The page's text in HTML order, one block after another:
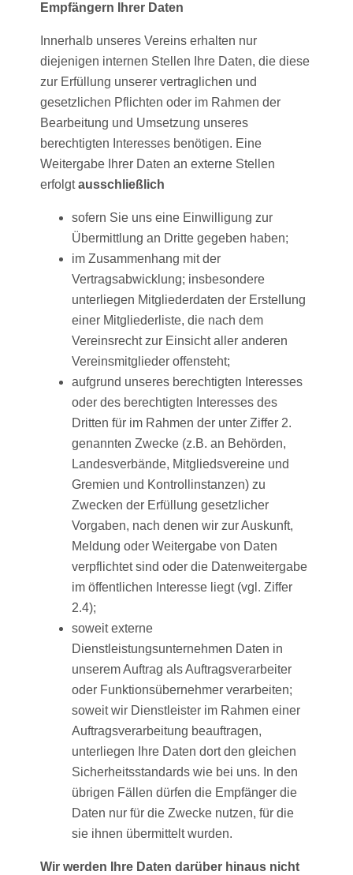
Empfängern Ihrer Daten
Innerhalb unseres Vereins erhalten nur
diejenigen internen Stellen Ihre Daten, die diese
zur Erfüllung unserer vertraglichen und
gesetzlichen Pflichten oder im Rahmen der
Bearbeitung und Umsetzung unseres
berechtigten Interesses benötigen. Eine
Weitergabe Ihrer Daten an externe Stellen
erfolgtausschließlich
sofern Sie uns eine Einwilligung zur
Übermittlung an Dritte gegeben haben;
im Zusammenhang mit der
Vertragsabwicklung; insbesondere
unterliegen Mitgliederdaten der Erstellung
einer Mitgliederliste, die nach dem
Vereinsrecht zur Einsicht aller anderen
Vereinsmitglieder offensteht;
aufgrund unseres berechtigten Interesses
oder des berechtigten Interesses des
Dritten für im Rahmen der unter Ziffer 2.
genannten Zwecke (z.B. an Behörden,
Landesverbände, Mitgliedsvereine und
Gremien und Kontrollinstanzen) zu
Zwecken der Erfüllung gesetzlicher
Vorgaben, nach denen wir zur Auskunft,
Meldung oder Weitergabe von Daten
verpflichtet sind oder die Datenweitergabe
im öffentlichen Interesse liegt (vgl. Ziffer
2.4);
soweit externe
Dienstleistungsunternehmen Daten in
unserem Auftrag als Auftragsverarbeiter
oder Funktionsübernehmer verarbeiten;
soweit wir Dienstleister im Rahmen einer
Auftragsverarbeitung beauftragen,
unterliegen Ihre Daten dort den gleichen
Sicherheitsstandards wie bei uns. In den
übrigen Fällen dürfen die Empfänger die
Daten nur für die Zwecke nutzen, für die
sie ihnen übermittelt wurden.
Wir werden Ihre Daten darüber hinaus nicht